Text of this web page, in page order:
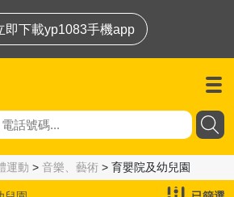
即下載yp1083手機app
運動 > 音樂、藝術 > 育嬰院及幼兒園